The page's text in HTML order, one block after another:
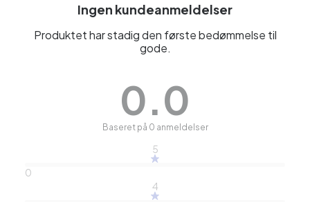
Ingen kundeanmeldelser
Produktet har stadig den første bedømmelse til
gode.
0.0
Baseret på 0 anmeldelser
5
0
4